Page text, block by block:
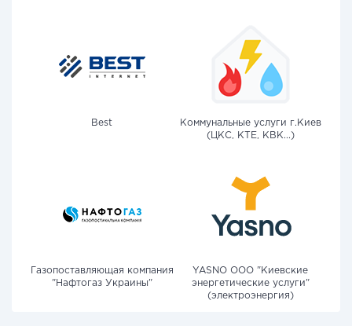
Best
Коммунальные услуги г.Киев
(ЦКС, КТЕ, КВК...)
Газопоставляющая компания
"Нафтогаз Украины"
YASNO OOO "Киевские
энергетические услуги"
(электроэнергия)